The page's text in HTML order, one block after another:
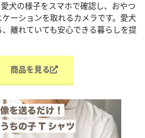
犬の様子をスマホで確認し、おやつ
ーションを取れるカメラです。愛犬
離れていても安心できる暮らしを提
商品を見る